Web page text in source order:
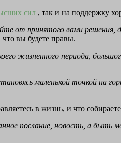
сил , так и на поддержку
от принятого вами
вы будете правы.
жизненного периода,
маленькой точкой на
в жизнь, и что
послание, новость, а быть